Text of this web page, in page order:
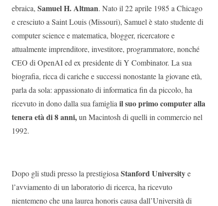
ebraica, Samuel H. Altman. Nato il 22 aprile 1985 a Chicago
e cresciuto a Saint Louis (Missouri), Samuel è stato studente di
computer science e matematica, blogger, ricercatore e
attualmente imprenditore, investitore, programmatore, nonché
CEO di OpenAI ed ex presidente di Y Combinator. La sua
biografia, ricca di cariche e successi nonostante la giovane età,
parla da sola: appassionato di informatica fin da piccolo, ha
ricevuto in dono dalla sua famiglia il suo primo computer alla
tenera età di 8 anni,un Macintosh di quelli in commercio nel
1992.
Dopo gli studi presso la prestigiosa Stanford Universitye
l’avviamento di un laboratorio di ricerca, ha ricevuto
nientemeno che una laurea honoris causa dall’Università di